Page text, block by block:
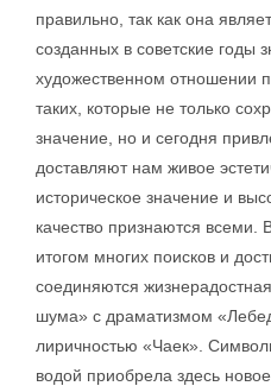
правильно, так как она
созданных в советские годы
художественном отношении
таких, которые не только
значение, но и сегодня
доставляют нам живое
историческое значение и
качество признаются всеми.
итогом многих поисков и
соединяются
шума» с драматизмом
лиричностью «Чаек».
водой приобрела здесь